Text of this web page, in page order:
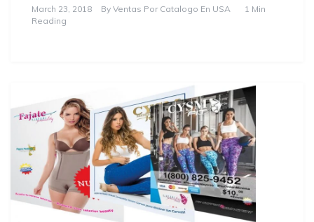
March 23, 2018 By Ventas Por Catalogo En USA
1 Min
Reading